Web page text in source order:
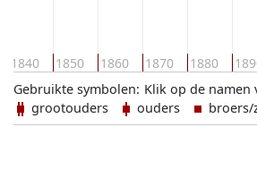
1840 1850 1860 1870 1880
Klik op de
Gebruikte symbolen:
grootouders
ouders broers/